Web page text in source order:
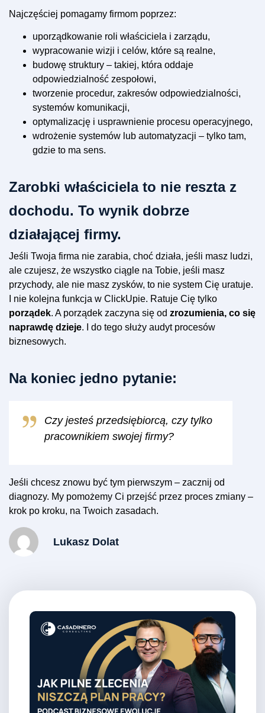
Najczęściej pomagamy firmom poprzez:
uporządkowanie roli właściciela i zarządu,
wypracowanie wizji i celów, które są realne,
budowę struktury – takiej, która oddaje
odpowiedzialność zespołowi,
tworzenie procedur, zakresów odpowiedzialności,
systemów komunikacji,
optymalizację i usprawnienie procesu operacyjnego,
wdrożenie systemów lub automatyzacji – tylko tam,
gdzie to ma sens.
Zarobki właściciela to nie reszta z
dochodu. To wynik dobrze
działającej firmy.
Jeśli Twoja firma nie zarabia, choć działa, jeśli masz ludzi,
ale czujesz, że wszystko ciągle na Tobie, jeśli masz
przychody, ale nie masz zysków, to nie system Cię uratuje.
I nie kolejna funkcja w ClickUpie. Ratuje Cię tylko
porządek. A porządek zaczyna się od zrozumienia, co się
naprawdę dzieje. I do tego służy audyt procesów
biznesowych.
Na koniec jedno pytanie:
Czy jesteś przedsiębiorcą, czy tylko
pracownikiem swojej firmy?
Jeśli chcesz znowu być tym pierwszym – zacznij od
diagnozy. My pomożemy Ci przejść przez proces zmiany –
krok po kroku, na Twoich zasadach.
Lukasz Dolat